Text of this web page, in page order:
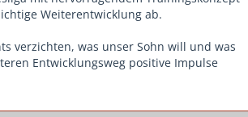
Weiterentwicklung ab.
verzichten, was unser Sohn will und was
Entwicklungsweg positive Impulse